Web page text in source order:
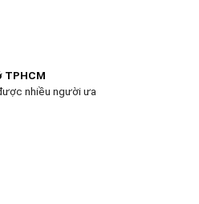
TPHCM
nhiều người ưa